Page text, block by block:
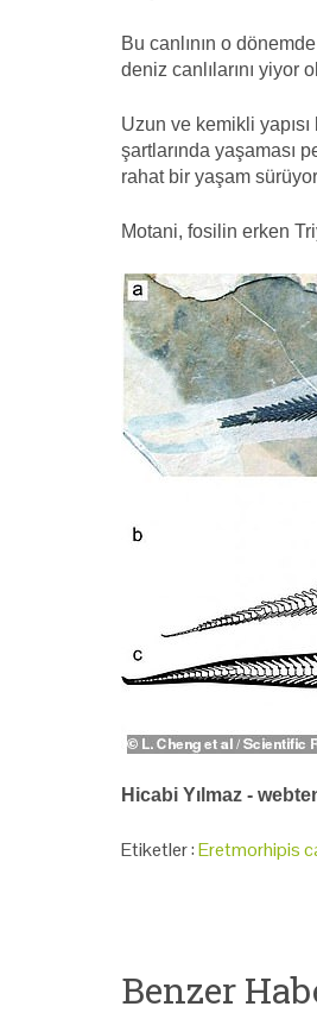
Bu canlının o
deniz canlılarını yiyor
Uzun ve kemikli
şartlarında yaşaması
rahat bir yaşam
Motani, fosilin erken
Hicabi Yılmaz -
Etiketler :Eretmorhipis
Benzer